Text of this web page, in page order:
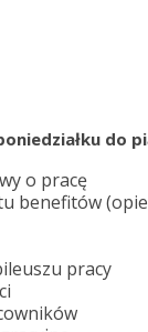
do
o pracę
benefitów
pracy